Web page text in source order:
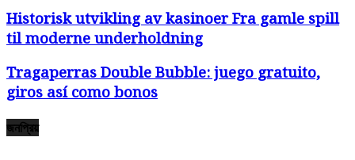
Historisk utvikling av kasinoer Fra gamle spill
til moderne underholdning
Tragaperras Double Bubble: juego gratuito,
giros así­ como bonos
জনপ্রিয়